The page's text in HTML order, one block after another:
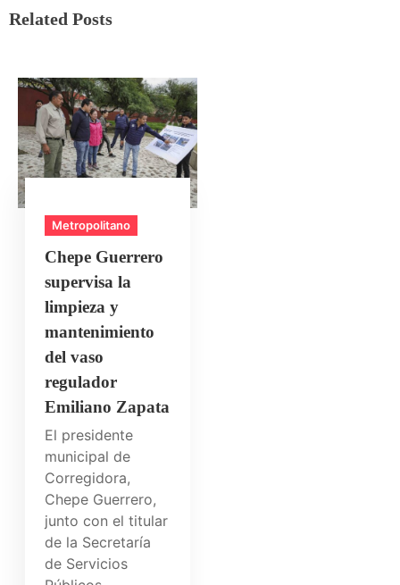
Related Posts
Metropolitano
Chepe Guerrero
supervisa la
limpieza y
mantenimiento
del vaso
regulador
Emiliano Zapata
El presidente
municipal de
Corregidora,
Chepe Guerrero,
junto con el titular
de la Secretaría
de Servicios